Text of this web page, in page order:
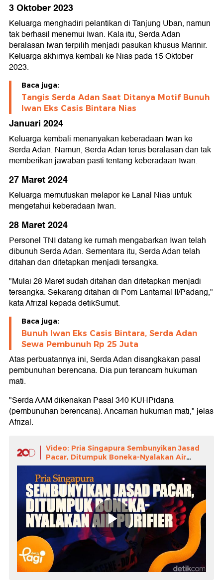
3 Oktober 2023
Keluarga menghadiri pelantikan di Tanjung Uban, namun
tak berhasil menemui Iwan. Kala itu, Serda Adan
beralasan Iwan terpilih menjadi pasukan khusus Marinir.
Keluarga akhirnya kembali ke Nias pada 15 Oktober
2023.
Baca juga:
Tangis Serda Adan Saat Ditanya Motif Bunuh
Iwan Eks Casis Bintara Nias
Januari 2024
Keluarga kembali menanyakan keberadaan Iwan ke
Serda Adan. Namun, Serda Adan terus beralasan dan tak
memberikan jawaban pasti tentang keberadaan Iwan.
27 Maret 2024
Keluarga memutuskan melapor ke Lanal Nias untuk
mengetahui keberadaan Iwan.
28 Maret 2024
Personel TNI datang ke rumah mengabarkan Iwan telah
dibunuh Serda Adan. Sementara itu, Serda Adan telah
ditahan dan ditetapkan menjadi tersangka.
"Mulai 28 Maret sudah ditahan dan ditetapkan menjadi
tersangka. Sekarang ditahan di Pom Lantamal II/Padang,"
kata Afrizal kepada detikSumut.
Baca juga:
Bunuh Iwan Eks Casis Bintara, Serda Adan
Sewa Pembunuh Rp 25 Juta
Atas perbuatannya ini, Serda Adan disangkakan pasal
pembunuhan berencana. Dia pun terancam hukuman
mati.
"Serda AAM dikenakan Pasal 340 KUHPidana
(pembunuhan berencana). Ancaman hukuman mati," jelas
Afrizal.
Video: Pria Singapura Sembunyikan Jasad
Pacar, Ditumpuk Boneka-Nyalakan Air
Purifier